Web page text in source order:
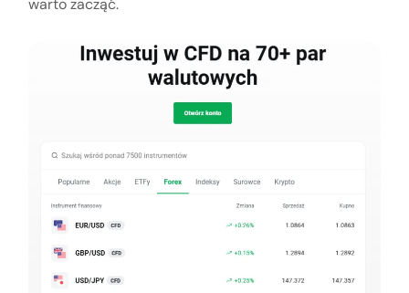
warto zacząć.